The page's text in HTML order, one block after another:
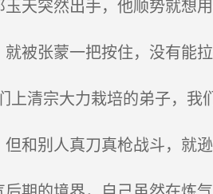
天突然出手，他顺势就想用
被张蒙一把按住，没有能拉
清宗大力栽培的弟子，我
和别人真刀真枪战斗，就逊